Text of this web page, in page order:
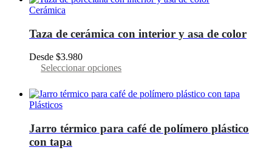
Cerámica
Taza de cerámica con interior y asa de color
Desde $3.980
Seleccionar opciones
tiene
varias
Las
opciones
Plásticos
Jarro térmico para café de polímero plástico
con tapa